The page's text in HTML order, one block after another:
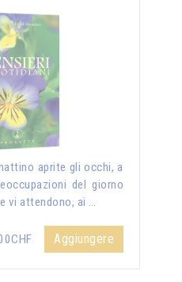
aprite gli occhi, a
del giorno
vi attendono, ai …
Aggiungere